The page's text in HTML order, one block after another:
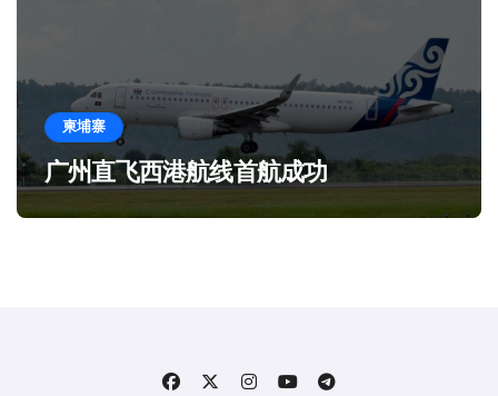
柬埔寨
广州直飞西港航线首航成功